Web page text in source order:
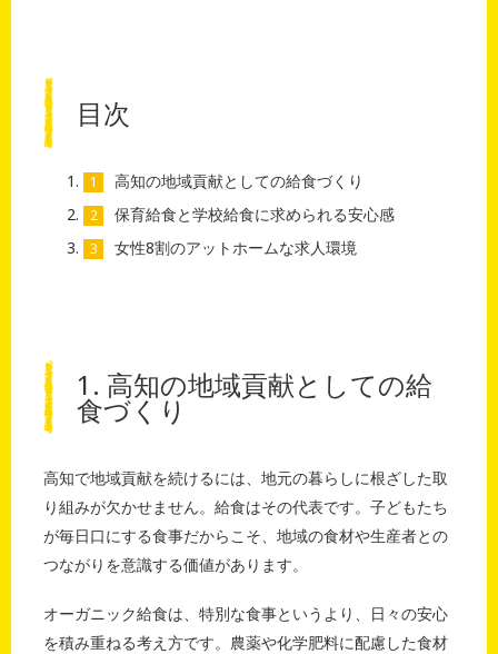
目次
高知の地域貢献としての給食づくり
保育給食と学校給食に求められる安心感
女性8割のアットホームな求人環境
1. 高知の地域貢献としての給
食づくり
高知で地域貢献を続けるには、地元の暮らしに根ざした取
り組みが欠かせません。給食はその代表です。子どもたち
が毎日口にする食事だからこそ、地域の食材や生産者との
つながりを意識する価値があります。
オーガニック給食は、特別な食事というより、日々の安心
を積み重ねる考え方です。農薬や化学肥料に配慮した食材